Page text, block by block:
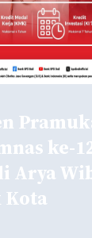
ke-
Arya
Kota